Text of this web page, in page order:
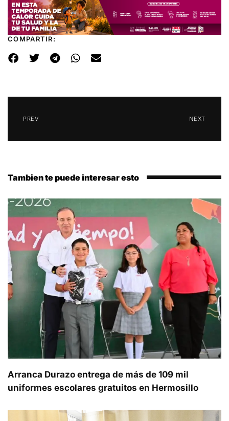
COMPARTIR:
PREV NEXT
Tambien te puede interesar esto
Arranca Durazo entrega de más de 109 mil
uniformes escolares gratuitos en Hermosillo